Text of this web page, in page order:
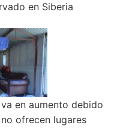
en Siberia
en aumento debido
ofrecen lugares